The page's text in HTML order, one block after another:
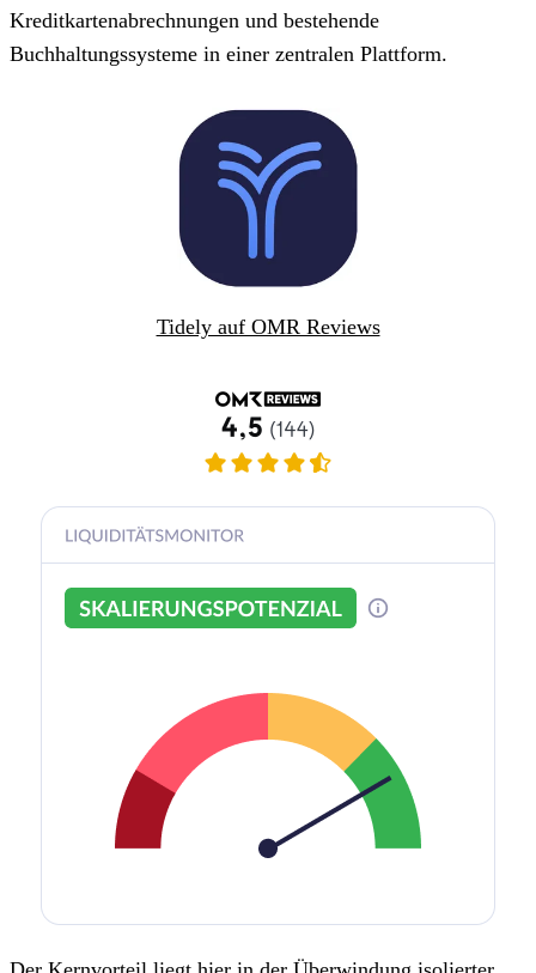
Kreditkartenabrechnungen und bestehende
Buchhaltungssysteme in einer zentralen Plattform.
Tidely auf OMR Reviews